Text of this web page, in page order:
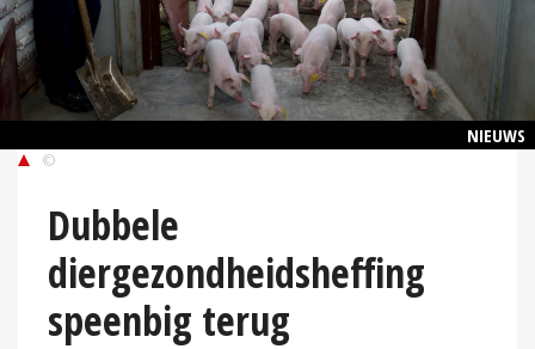
NIEUWS
©
Dubbele
diergezondheidsheffing
speenbig terug